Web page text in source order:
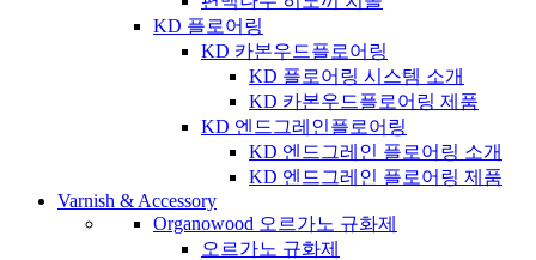
KD 플로어링
KD 카본우드플로어링
KD 플로어링 시스템 소개
KD 카본우드플로어링 제품
KD 엔드그레인플로어링
KD 엔드그레인 플로어링 소개
KD 엔드그레인 플로어링 제품
Varnish & Accessory
Organowood 오르가노 규화제
오르가노 규화제